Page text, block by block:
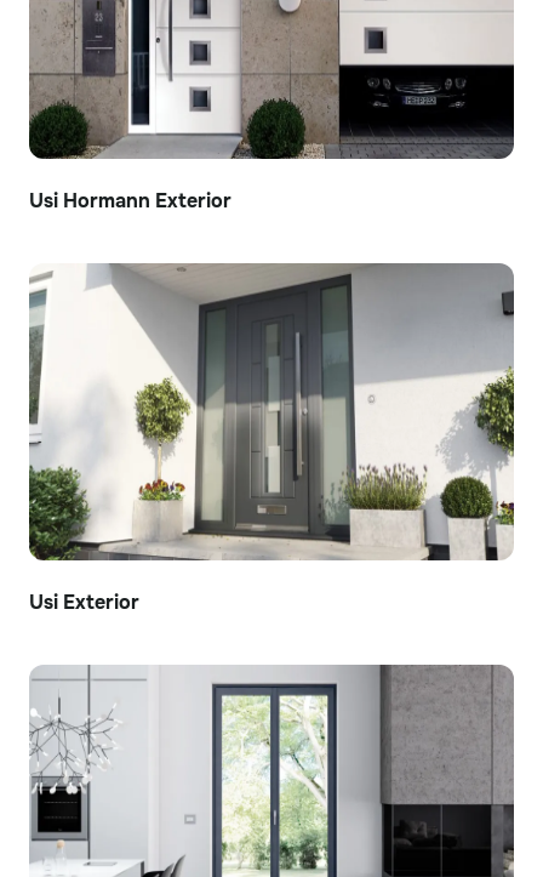
Usi Hormann Exterior
Usi Exterior